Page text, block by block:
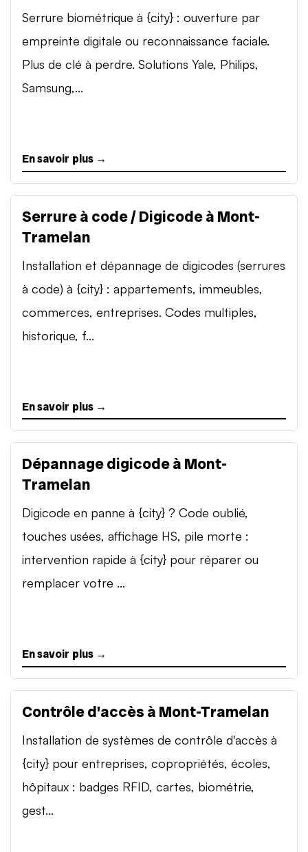
Serrure biométrique à {city} : ouverture par
empreinte digitale ou reconnaissance faciale.
Plus de clé à perdre. Solutions Yale, Philips,
Samsung,...
En savoir plus →
Serrure à code / Digicode à Mont-
Tramelan
Installation et dépannage de digicodes (serrures
à code) à {city} : appartements, immeubles,
commerces, entreprises. Codes multiples,
historique, f...
En savoir plus →
Dépannage digicode à Mont-
Tramelan
Digicode en panne à {city} ? Code oublié,
touches usées, affichage HS, pile morte :
intervention rapide à {city} pour réparer ou
remplacer votre ...
En savoir plus →
Contrôle d'accès à Mont-Tramelan
Installation de systèmes de contrôle d'accès à
{city} pour entreprises, copropriétés, écoles,
hôpitaux : badges RFID, cartes, biométrie,
gest...